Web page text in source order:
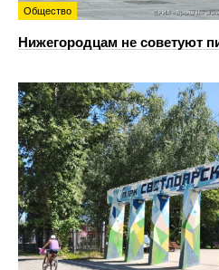
Общество
Нижегородцам не советуют